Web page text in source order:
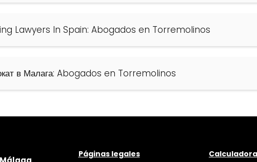
Lawyers In Spain: Abogados en Torremolinos
в Малага: Abogados en Torremolinos
Páginas legales